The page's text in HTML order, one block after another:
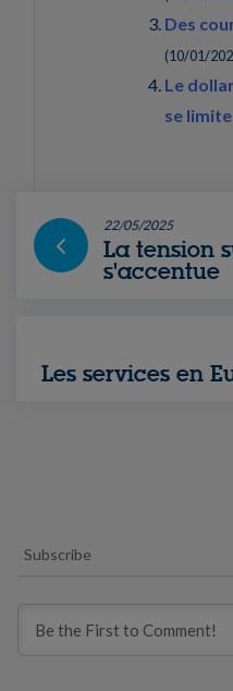
Des
(10/01/
Le
se
22/05/2025
La tension
s'accentue
Les services en
Subscribe